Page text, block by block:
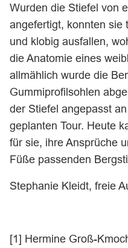
Wurden die Stiefel von
angefertigt, konnten sie
und klobig ausfallen,
die Anatomie eines
allmählich wurde die
Gummiprofilsohlen
der Stiefel angepasst
geplanten Tour. Heute
für sie, ihre Ansprüche
Füße passenden
Stephanie Kleidt, freie
[1] Hermine Groß-